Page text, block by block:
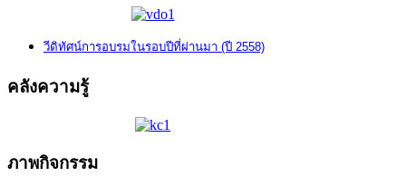
วีดิทัศน์การอบรมในรอบปีที่ผ่านมา (ปี 2558)
คลังความรู้
ภาพกิจกรรม